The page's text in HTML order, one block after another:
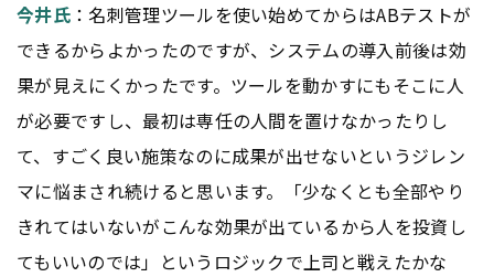
今井氏：名刺管理ツールを使い始めてからはABテストが
できるからよかったのですが、システムの導入前後は効
果が見えにくかったです。ツールを動かすにもそこに人
が必要ですし、最初は専任の人間を置けなかったりし
て、すごく良い施策なのに成果が出せないというジレン
マに悩まされ続けると思います。「少なくとも全部やり
きれてはいないがこんな効果が出ているから人を投資し
てもいいのでは」というロジックで上司と戦えたかな